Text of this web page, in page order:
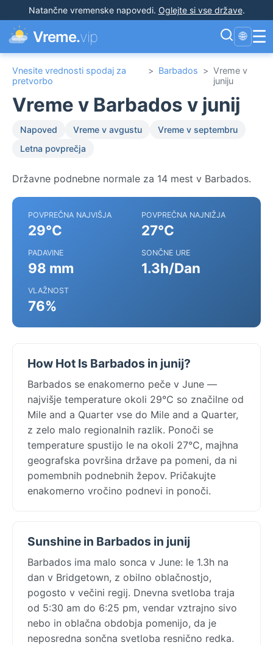
Natančne vremenske napovedi. Oglejte si vse države.
Vreme.vip 🌐 ☰
Vnesite vrednosti spodaj za
pretvorbo
> Barbados > Vreme v
juniju
Vreme v Barbados v junij
Napoved Vreme v avgustu
Vreme v septembru
Letna povprečja
Državne podnebne normale za 14 mest v Barbados.
POVPREČNA NAJVIŠJA
29°C
POVPREČNA NAJNIŽJA
27°C
PADAVINE
98 mm
SONČNE URE
1.3h/Dan
VLAŽNOST
76%
How Hot Is Barbados in junij?
Barbados se enakomerno peče v June —
najvišje temperature okoli 29°C so značilne od
Mile and a Quarter vse do Mile and a Quarter,
z zelo malo regionalnih razlik. Ponoči se
temperature spustijo le na okoli 27°C, majhna
geografska površina države pa pomeni, da ni
pomembnih podnebnih žepov. Pričakujte
enakomerno vročino podnevi in ponoči.
Sunshine in Barbados in junij
Barbados ima malo sonca v June: le 1.3h na
dan v Bridgetown, z obilno oblačnostjo,
pogosto v večini regij. Dnevna svetloba traja
od 5:30 am do 6:25 pm, vendar vztrajno sivo
nebo in oblačna obdobja pomenijo, da je
neposredna sončna svetloba resnično redka.